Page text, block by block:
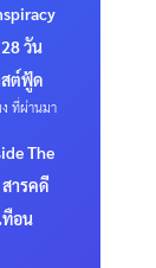
วัน
สต์ฟู้ด
ง ที่ผ่านมา
The
ารคดี
ทือน